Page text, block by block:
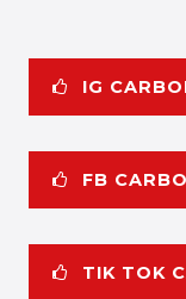
IG
FB
TIK TOK